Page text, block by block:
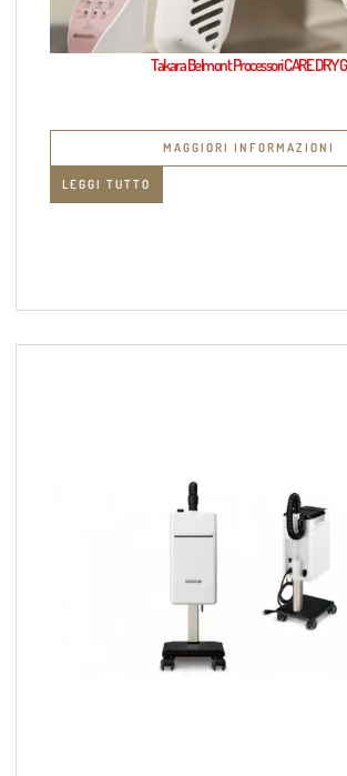
Takara Belmont Processori CARE DRY G
MAGGIORI INFORMAZIONI
LEGGI TUTTO